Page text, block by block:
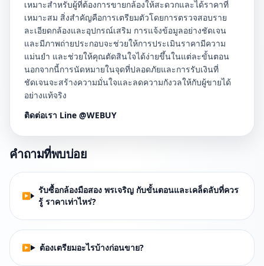
เหมาะสำหรับผู้ที่ต้องการขายกล้องให้สะดวกและได้ราคาที่
เหมาะสม สิ่งสำคัญคือการเตรียมตัวโดยการตรวจสอบราย
ละเอียดกล้องและอุปกรณ์เสริม การแจ้งข้อมูลอย่างชัดเจน
และมีภาพถ่ายประกอบจะช่วยให้การประเมินราคามีความ
แม่นยำ และช่วยให้คุณตัดสินใจได้ง่ายขึ้นในแต่ละขั้นตอน
นอกจากนี้การนัดหมายในจุดที่ปลอดภัยและการรับเงินที่
ชัดเจนจะสร้างความมั่นใจและลดความกังวลให้กับผู้ขายได้
อย่างแท้จริง
ติดต่อเรา Line @WEBUY
คำถามที่พบบ่อย
รับซื้อกล้องมือสอง พรเจริญ กับขั้นตอนและเคล็ดลับที่ควร
รู้ ราคาเท่าไหร่?
ต้องเตรียมอะไรบ้างก่อนขาย?